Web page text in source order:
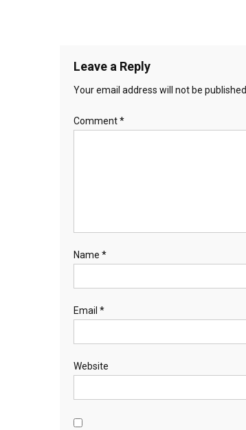
Leave a Reply
Your email address will not be published.
Comment*
Name *
Email *
Website